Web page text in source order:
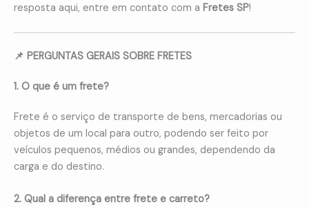
resposta aqui, entre em contato com a Fretes SP!
📌 PERGUNTAS GERAIS SOBRE FRETES
1. O que é um frete?
Frete é o serviço de transporte de bens, mercadorias ou
objetos de um local para outro, podendo ser feito por
veículos pequenos, médios ou grandes, dependendo da
carga e do destino.
2. Qual a diferença entre frete e carreto?